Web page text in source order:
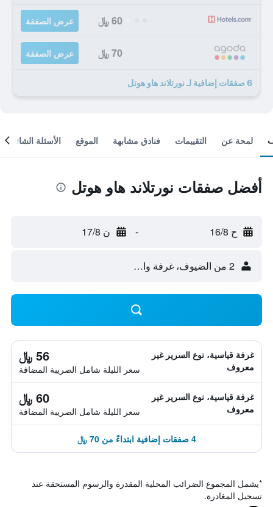
60 ﷼ عرض الصفقة
70 ﷼ عرض الصفقة
6 صفقات إضافية لـ نورتلاند هاو هوتل
لمحة عن التقييمات فنادق مشابهة الموقع الأسئلة الشائعة
أفضل صفقات نورتلاند هاو هوتل
ح 16/8 - ن 17/8
2 من الضيوف، غرفة واحدة
غرفة قياسية، نوع السرير غير
معروف
56 ﷼
سعر الليلة شامل الصريبة المضافة
غرفة قياسية، نوع السرير غير
معروف
60 ﷼
سعر الليلة شامل الصريبة المضافة
4 صفقات إضافية ابتداءً من 70 ﷼
*يشمل المجموع الضرائب المحلية المقدرة والرسوم المستحقة عند
تسجيل المغادرة.